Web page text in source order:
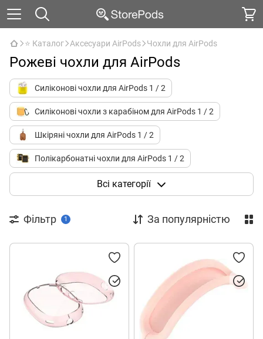
⭐ Каталог Аксесуари AirPods Чохли для AirPods
Рожеві чохли для AirPods
Силіконові чохли для AirPods 1 / 2
Силіконові чохли з карабіном для AirPods 1 / 2
Шкіряні чохли для AirPods 1 / 2
Полікарбонатні чохли для AirPods 1 / 2
Поліуретанові чохли для AirPods 1 / 2
Полікарбонатні чохли для AirPods 3
Поліуретанові чохли для AirPods 3
Шкіряні чохли для AirPods Pro 1/2
Полікарбонатні чохли для AirPods Pro 1
Всі категорії
Фільтр 1 За популярністю